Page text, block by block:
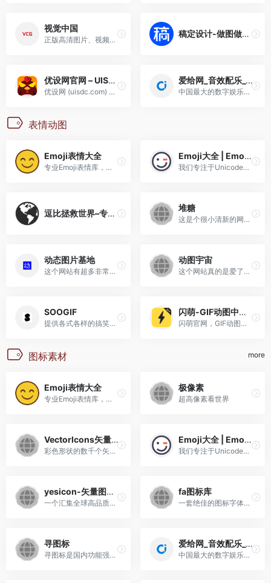
视觉中国
正版高清图片、视频、音乐、字体下载—商业图片下载网站
稿定设计-做图做视频必备_在线设计神器_海量版权素材模板
优设网官网 – UISDC – 国内专业设计师平台 – 看设计文章，学AIGC教程，找灵感素材，尽在优设网！
优设网 (uisdc.com) 是国内设...
爱给网_音效配乐_3D模型_视频素材_免费下载
中国最大的数字娱乐免费素材...
表情动图
Emoji表情大全
专业Emoji表情库，提供所有Emoji含义、Unicode，本站还提供复合Emoji的拆分和换肤功能，方便快捷。另外还提供海量的Emoji表情成语。所有的Emoji和Emoji表情成语都支持一键复制、分类浏览、智能搜索。
Emoji大全 | Emoji表情符号词典 | Emojiall简体中文官方网站
我们专注于Unicode表情符号，提供清晰的含义、使用示例、一键复制、高清/矢量素材以及高级搜索功能。借助AI和大数据，您将获得排行榜、趋势图、情感分析和语言学研究，助您深入探索表情符号的世界。
逗比拯救世界–专业的表情包搜索网站
堆糖
这是个很小清新的网站，有图...
动态图片基地
这个网站有超多非常文艺的动...
动图宇宙
这个网站真的是爱了，动图都...
SOOGIF
提供各式各样的搞笑、明星、...
闪萌-GIF动图中文搜索引擎
闪萌官网，GIF动图中文搜索引...
图标素材 more
Emoji表情大全
专业Emoji表情库，提供所有Emoji含义、Unicode，本站还提供复合Emoji的拆分和换肤功能，方便快捷。另外还提供海量的Emoji表情成语。所有的Emoji和Emoji表情成语都支持一键复制、分类浏览、智能搜索。
极像素
超高像素看世界
Vectorlcons矢量图标
彩色形状的数千个矢量图标
Emoji大全 | Emoji表情符号词典 | Emojiall简体中文官方网站
我们专注于Unicode表情符号，提供清晰的含义、使用示例、一键复制、高清/矢量素材以及高级搜索功能。借助AI和大数据，您将获得排行榜、趋势图、情感分析和语言学研究，助您深入探索表情符号的世界。
yesicon-矢量图标库
一个汇集全球高品质免费开源的矢量图标库
fa图标库
一套绝佳的图标字体库和CSS框架
寻图标
寻图标是国内功能强大图标内容丰富的icon图标库，提供百万级的png图标，svg图标，eps图标，icon图标资源下载，具有按分类、风格、标题、系列搜索图标的功能，帮助您以最快的速度找到喜欢的ICON图标。
爱给网_音效配乐_3D模型_视频素材_免费下载
中国最大的数字娱乐免费素材...